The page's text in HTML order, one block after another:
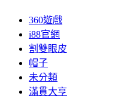
360遊戲
i88官網
割雙眼皮
帽子
未分類
滿貫大亨